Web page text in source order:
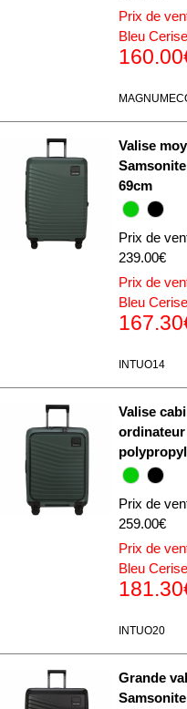
Prix de
Bleu Cerise
Valise
69cm
Prix de
239.00€
Prix de
Bleu Cerise
INTUO14
Valise
Prix de
259.00€
Prix de
Bleu Cerise
INTUO20
Grande